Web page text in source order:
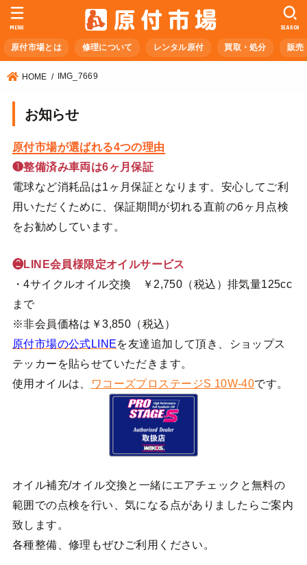
原付市場とは 修理について レンタル原付 買取・処分 販売
SEARCH
MENU
HOME IMG_7669
お知らせ
原付市場が選ばれる4つの理由
❶整備済み車両は6ヶ月保証
電球など消耗品は1ヶ月保証となります。安心してご利
用いただくために、保証期間が切れる直前の6ヶ月点検
をお勧めしています。
❷LINE会員様限定オイルサービス
・4サイクルオイル交換 ￥2,750（税込）排気量125cc
まで
※非会員価格は￥3,850（税込）
原付市場の公式LINEを友達追加して頂き、ショップス
テッカーを貼らせていただきます。
使用オイルは、
ワコーズプロステージS 10W-40です。
オイル補充/オイル交換と一緒にエアチェックと無料の
範囲での点検を行い、気になる点がありましたらご案内
致します。
各種整備、修理もぜひご利用ください。